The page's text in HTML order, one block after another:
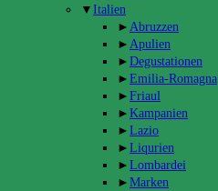
▼ Italien
► Abruzzen
► Apulien
► Degustationen
► Emilia-Romagna
► Friaul
► Kampanien
► Lazio
► Liqurien
► Lombardei
► Marken